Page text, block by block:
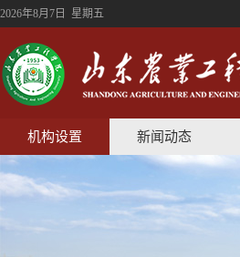
2026年8月7日 星期五
机构设置 新闻动态